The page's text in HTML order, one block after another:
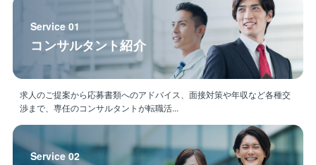
Service 01
コンサルタント紹介
求人のご提案から応募書類へのアドバイス、面接対策や年収など各種交
渉まで、専任のコンサルタントが転職活...
Service 02